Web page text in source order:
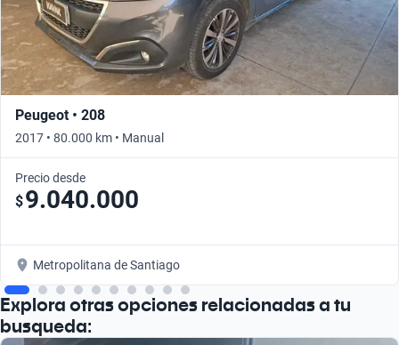
Peugeot • 208
2017 • 80.000 km • Manual
Precio desde
$9.040.000
Metropolitana de Santiago
Explora otras opciones relacionadas a tu
busqueda: